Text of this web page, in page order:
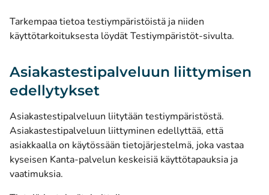
Tarkempaa tietoa testiympäristöistä ja niiden
käyttötarkoituksesta löydätTestiympäristöt-sivulta.
Asiakastestipalveluun liittymisen
edellytykset
Asiakastestipalveluun liitytään testiympäristöstä.
Asiakastestipalveluun liittyminen edellyttää, että
asiakkaalla on käytössään tietojärjestelmä, joka vastaa
kyseisen Kanta-palvelun keskeisiä käyttötapauksia ja
vaatimuksia.